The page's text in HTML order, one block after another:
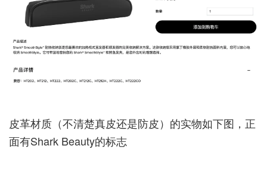
皮革材质（不清楚真皮还是防皮）的实物如下图，正
面有Shark Beauty的标志